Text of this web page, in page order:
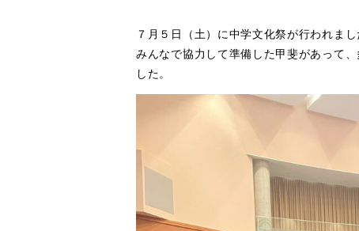
７月５日（土）に中学文化祭が行われま
みんなで協力して準備した甲斐があって
した。